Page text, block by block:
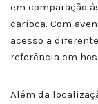
em comparação
carioca. Com
acesso a
referência em
Além da